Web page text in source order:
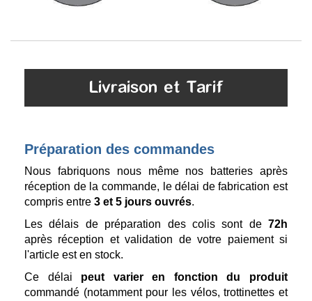
Livraison et Tarif
Préparation des commandes
Nous fabriquons nous même nos batteries après
réception de la commande, le délai de fabrication est
compris entre 3 et 5 jours ouvrés.
Les délais de préparation des colis sont de 72h
après réception et validation de votre paiement si
l'article est en stock.
Ce délai peut varier en fonction du produit
commandé (notamment pour les vélos, trottinettes et